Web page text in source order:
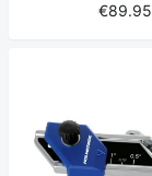
€89.95